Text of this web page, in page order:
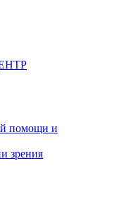
помощи и
зрения